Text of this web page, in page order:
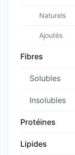
Naturels
Ajoutés
Fibres
Solubles
Insolubles
Protéines
Lipides